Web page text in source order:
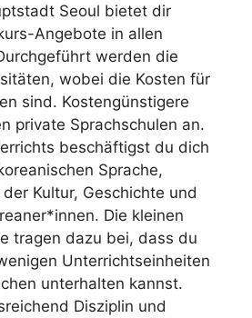
Seoul bietet dir
Angebote in allen
werden die
wobei die Kosten für
sind. Kostengünstigere
private Sprachschulen an.
beschäftigst du dich
Sprache,
Kultur, Geschichte und
Die kleinen
tragen dazu bei, dass du
Unterrichtseinheiten
unterhalten kannst.
Disziplin und